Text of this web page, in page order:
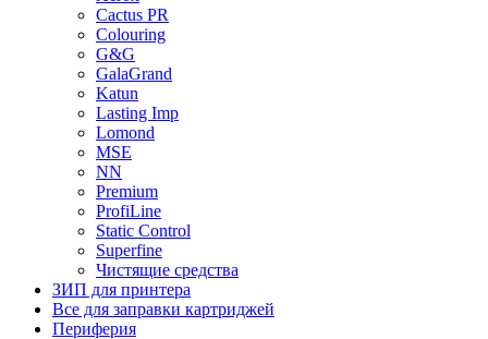
Cactus PR
Colouring
G&G
GalaGrand
Katun
Lasting Imp
Lomond
MSE
NN
Premium
ProfiLine
Static Control
Superfine
Чистящие средства
ЗИП для принтера
Все для заправки картриджей
Периферия